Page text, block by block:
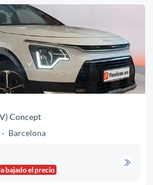
Concept
Barcelona
bajado el precio